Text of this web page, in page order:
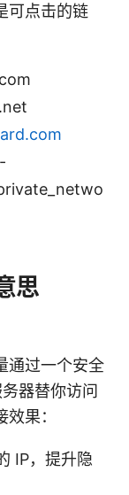
可点击的链
思
通过一个安全
器替你访问
果：
IP，提升隐